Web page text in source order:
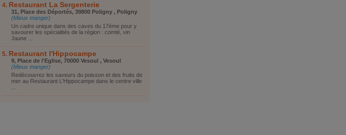
Restaurant La Sergenterie
31, Place des Déportés, 39800 Poligny , Poligny
(Mieux manger)
Un cadre unique dans des caves du 17ème pour y
savourer les spécialités de la région : comté, vin
Jaune ...
Restaurant l'Hippocampe
9, Place de l'Eglise, 70000 Vesoul , Vesoul
(Mieux manger)
Redécouvrez les saveurs du poisson et des fruits de
mer au Restaurant L'Hippocampe dans le centre ville